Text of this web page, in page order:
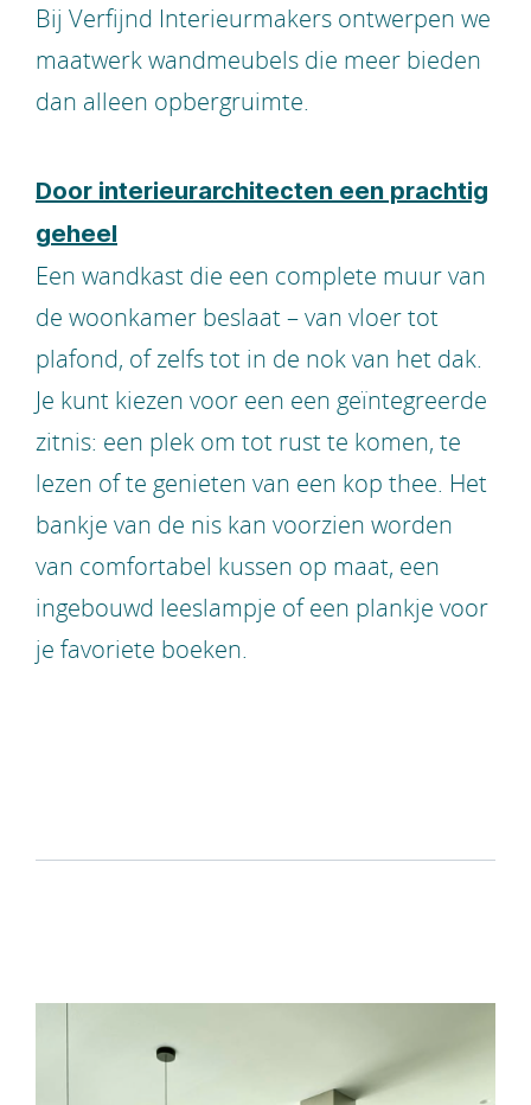
Bij Verfijnd Interieurmakers ontwerpen we
maatwerk wandmeubels die meer bieden
dan alleen opbergruimte.
Door interieurarchitecten een prachtig
geheel
Een wandkast die een complete muur van
de woonkamer beslaat – van vloer tot
plafond, of zelfs tot in de nok van het dak.
Je kunt kiezen voor een een geïntegreerde
zitnis: een plek om tot rust te komen, te
lezen of te genieten van een kop thee. Het
bankje van de nis kan voorzien worden
van comfortabel kussen op maat, een
ingebouwd leeslampje of een plankje voor
je favoriete boeken.